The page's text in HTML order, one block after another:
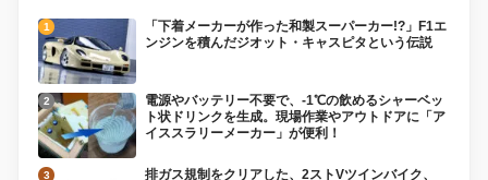
「下着メーカーが作った和製スーパーカー!?」F1エ
ンジンを積んだジオット・キャスピタという伝説
電源やバッテリー不要で、-1℃の飲めるシャーベッ
ト状ドリンクを生成。現場作業やアウトドアに「ア
イススラリーメーカー」が便利！
排ガス規制をクリアした、2ストVツインバイク、